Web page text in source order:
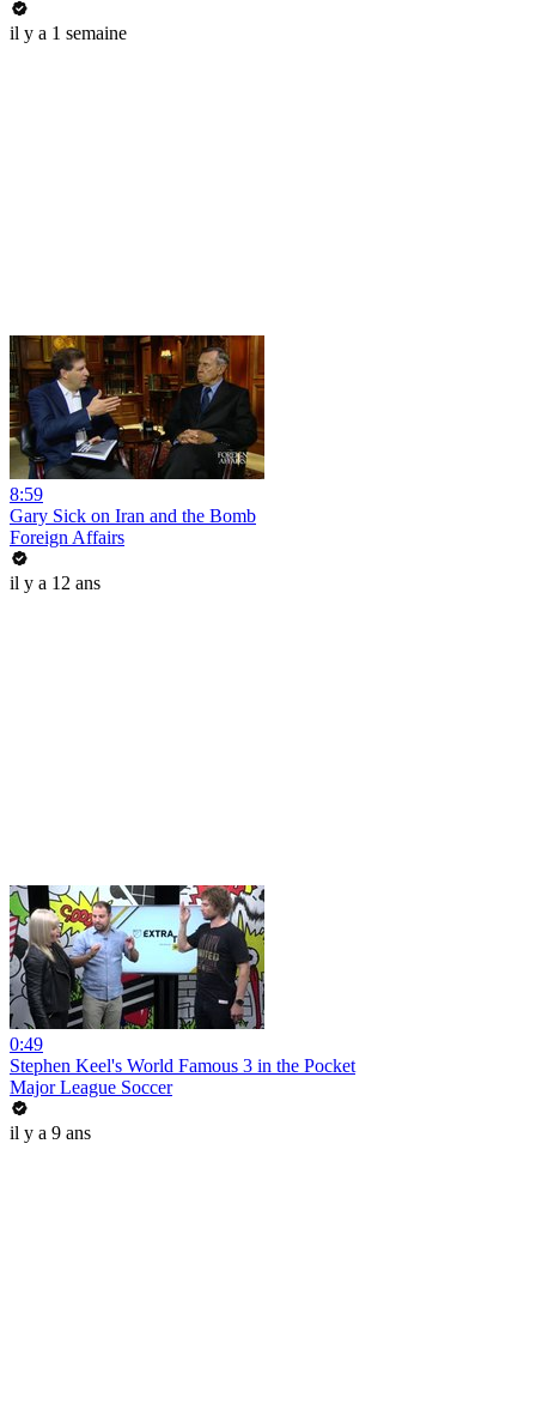
il y a 1 semaine
8:59
Gary Sick on Iran and the Bomb
Foreign Affairs
il y a 12 ans
0:49
Stephen Keel's World Famous 3 in the Pocket
Major League Soccer
il y a 9 ans